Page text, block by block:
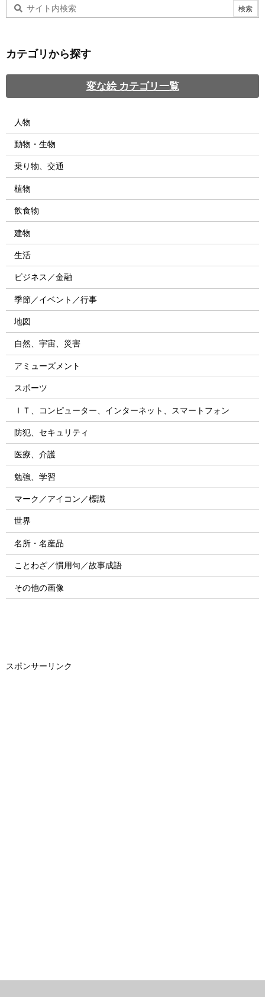
カテゴリから探す
変な絵 カテゴリ一覧
人物
動物・生物
乗り物、交通
植物
飲食物
建物
生活
ビジネス／金融
季節／イベント／行事
地図
自然、宇宙、災害
アミューズメント
スポーツ
ＩＴ、コンピューター、インターネット、スマートフォン
防犯、セキュリティ
医療、介護
勉強、学習
マーク／アイコン／標識
世界
名所・名産品
ことわざ／慣用句／故事成語
その他の画像
スポンサーリンク